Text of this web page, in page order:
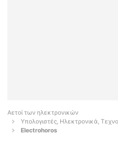
Αετοί των ηλεκτρονικών
Υπολογιστές, Ηλεκτρονικά,
Electrohoros